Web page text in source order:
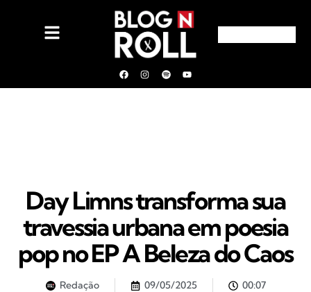
Day Limns transforma sua
travessia urbana em poesia
pop no EP A Beleza do Caos
Redação 09/05/2025 00:07